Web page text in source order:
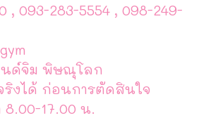
, 093-283-5554 , 098-249-
นด์จิม พิษณุโลก
ริงได้ ก่อนการตัดสินใจ
8.00-17.00 น.